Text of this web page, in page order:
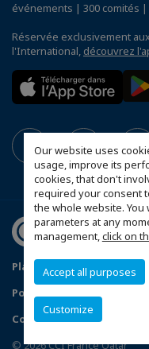
Our website uses
usage, improve its
cookies, that don't
required your consent
the whole website.
parameters at any
management,click on
Accept all purposes
Customize
événements | 300 comités
Réservée exclusivement
l'International, découvrez
Plan du site
Mentions
Politique de
Configurer vos
© 2026 CCI France Qatar